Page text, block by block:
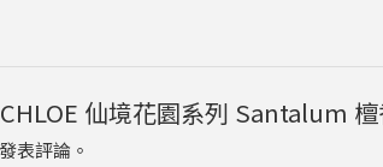
仙境花園系列 Santalum 檀
表評論。